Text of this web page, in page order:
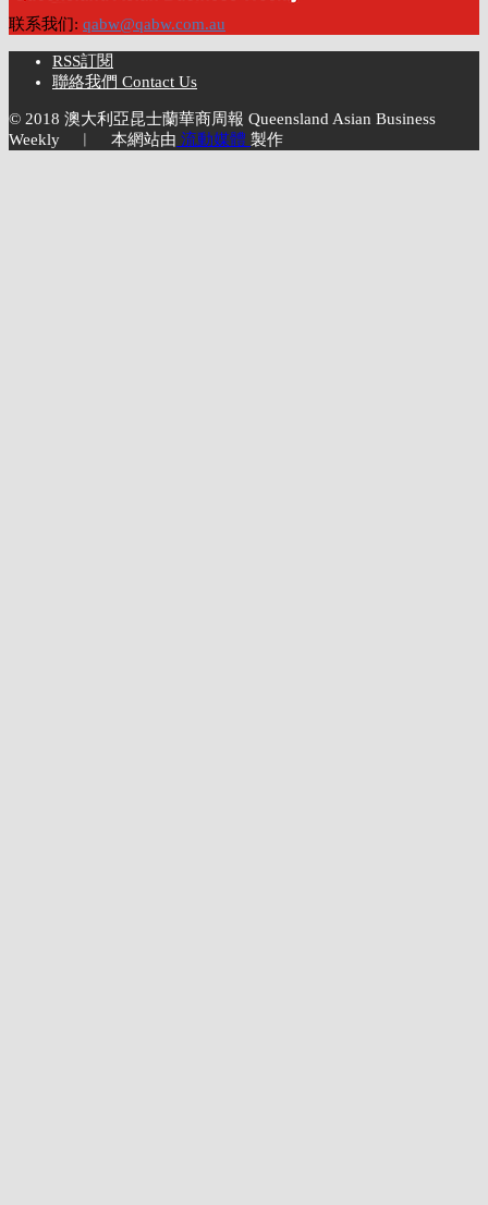
联系我们: qabw@qabw.com.au
RSS訂閱
聯絡我們 Contact Us
© 2018 澳大利亞昆士蘭華商周報 Queensland Asian Business
Weekly ︱ 本網站由 流動媒體 製作